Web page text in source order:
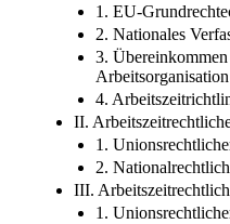
1. EU-
2. Nationales
3.
Arbeitsorganisation
4.
II.
1.
2.
III.
1.